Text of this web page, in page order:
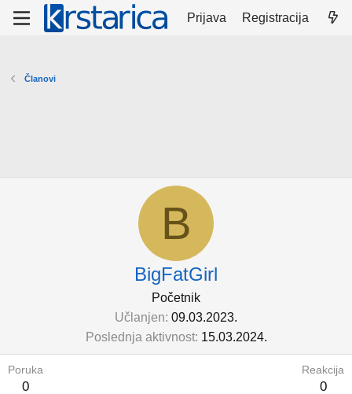
Prijava Registracija
Članovi
B
BigFatGirl
Početnik
Učlanjen 09.03.2023.
Poslednja aktivnost 15.03.2024.
Poruka
0
Reakcija
0